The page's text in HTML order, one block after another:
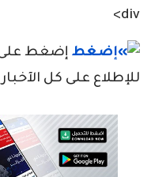
div>
إضغط على
للإطلاع على كل